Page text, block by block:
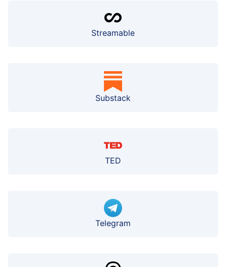
Streamable
Substack
TED
Telegram